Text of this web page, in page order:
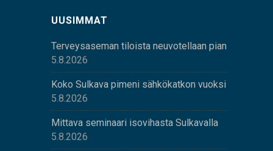
UUSIMMAT
Terveysaseman tiloista neuvotellaan pian
5.8.2026
Koko Sulkava pimeni sähkökatkon vuoksi
5.8.2026
Mittava seminaari isovihasta Sulkavalla
5.8.2026